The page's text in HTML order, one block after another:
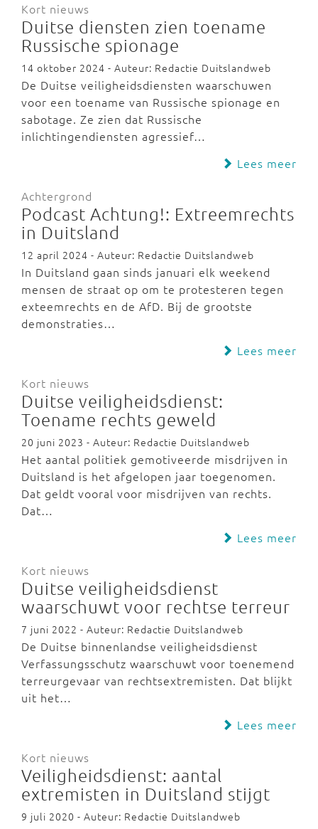
Kort nieuws
Duitse diensten zien toename
Russische spionage
14 oktober 2024 - Auteur: Redactie Duitslandweb
De Duitse veiligheidsdiensten waarschuwen
voor een toename van Russische spionage en
sabotage. Ze zien dat Russische
inlichtingendiensten agressief…
Lees meer
Achtergrond
Podcast Achtung!: Extreemrechts
in Duitsland
12 april 2024 - Auteur: Redactie Duitslandweb
In Duitsland gaan sinds januari elk weekend
mensen de straat op om te protesteren tegen
exteemrechts en de AfD. Bij de grootste
demonstraties…
Lees meer
Kort nieuws
Duitse veiligheidsdienst:
Toename rechts geweld
20 juni 2023 - Auteur: Redactie Duitslandweb
Het aantal politiek gemotiveerde misdrijven in
Duitsland is het afgelopen jaar toegenomen.
Dat geldt vooral voor misdrijven van rechts.
Dat…
Lees meer
Kort nieuws
Duitse veiligheidsdienst
waarschuwt voor rechtse terreur
7 juni 2022 - Auteur: Redactie Duitslandweb
De Duitse binnenlandse veiligheidsdienst
Verfassungsschutz waarschuwt voor toenemend
terreurgevaar van rechtsextremisten. Dat blijkt
uit het…
Lees meer
Kort nieuws
Veiligheidsdienst: aantal
extremisten in Duitsland stijgt
9 juli 2020 - Auteur: Redactie Duitslandweb